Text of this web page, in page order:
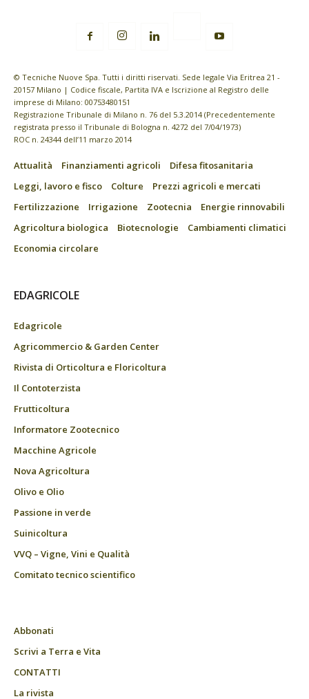
© Tecniche Nuove Spa. Tutti i diritti riservati. Sede legale Via Eritrea 21 -
20157 Milano | Codice fiscale, Partita IVA e Iscrizione al Registro delle
imprese di Milano: 00753480151
Registrazione Tribunale di Milano n. 76 del 5.3.2014 (Precedentemente
registrata presso il Tribunale di Bologna n. 4272 del 7/04/1973)
ROC n. 24344 dell’11 marzo 2014
Attualità Finanziamenti agricoli
Difesa fitosanitaria
Leggi, lavoro e fisco
Colture
Prezzi agricoli e mercati
Fertilizzazione
Irrigazione Zootecnia
Energie rinnovabili
Agricoltura biologica
Biotecnologie
Cambiamenti climatici
Economia circolare
EDAGRICOLE
Edagricole
Agricommercio & Garden Center
Rivista di Orticoltura e Floricoltura
Il Contoterzista
Frutticoltura
Informatore Zootecnico
Macchine Agricole
Nova Agricoltura
Olivo e Olio
Passione in verde
Suinicoltura
VVQ – Vigne, Vini e Qualità
Comitato tecnico scientifico
Abbonati
Scrivi a Terra e Vita
CONTATTI
La rivista